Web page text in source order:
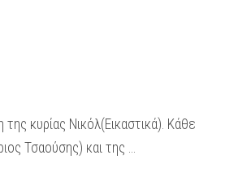
κυρίας Νικόλ(Εικαστικά). Κάθε
Τσαούσης) και της …